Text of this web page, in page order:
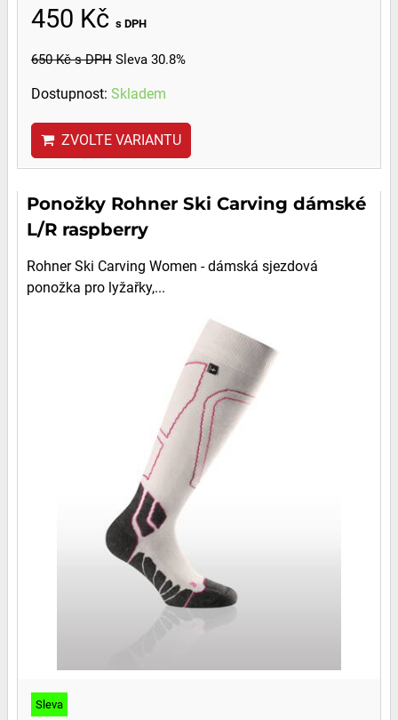
450 Kč s DPH
650 Kčs DPH Sleva 30.8%
Dostupnost: Skladem
ZVOLTE VARIANTU
Ponožky Rohner Ski Carving dámské
L/R raspberry
Rohner Ski Carving Women - dámská sjezdová
ponožka pro lyžařky,...
Sleva